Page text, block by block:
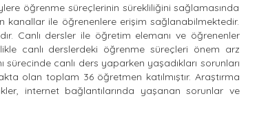
öğrenme süreçlerinin sürekliliğini sağlamasında
ile öğrenenlere erişim sağlanabilmektedir.
Canlı dersler ile öğretim elemanı ve öğrenenler
canlı derslerdeki öğrenme süreçleri önem arz
sürecinde canlı ders yaparken yaşadıkları sorunları
olan toplam 36 öğretmen katılmıştır. Araştırma
internet bağlantılarında yaşanan sorunlar ve